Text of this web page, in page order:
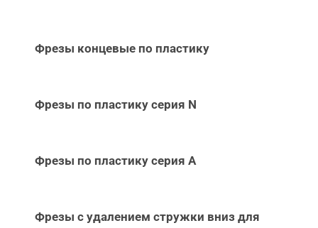
Фрезы концевые по пластику
Фрезы по пластику серия N
Фрезы по пластику серия А
Фрезы с удалением стружки вниз для